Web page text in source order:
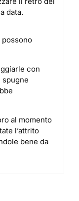
data.
con
spugne
al momento
l’attrito
bene da